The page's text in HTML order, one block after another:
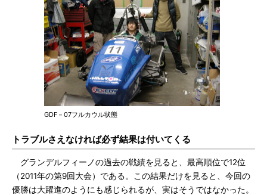
GDF－07フルカウル状態
トラブルさえなければ必ず結果は付いてくる
グランデルフィーノの過去の戦績を見ると、最高順位で12位
（2011年の第9回大会）である。この結果だけを見ると、今回の
優勝は大躍進のようにも感じられるが、実はそうではなかった。